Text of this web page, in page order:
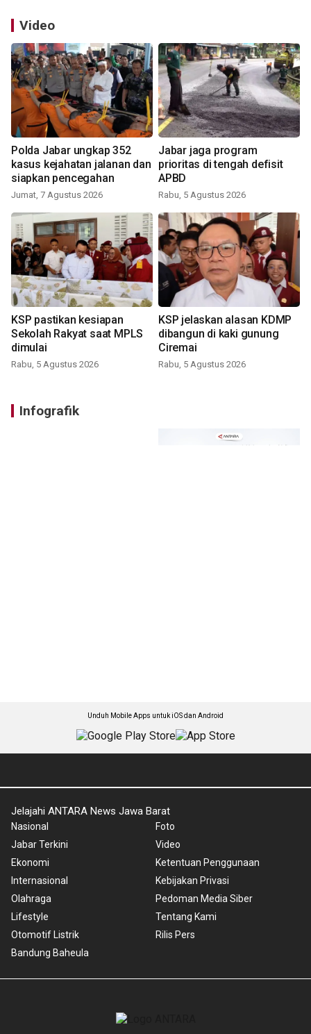
Video
Polda Jabar ungkap 352
kasus kejahatan jalanan dan
siapkan pencegahan
Jumat, 7 Agustus 2026
Jabar jaga program
prioritas di tengah defisit
APBD
Rabu, 5 Agustus 2026
KSP pastikan kesiapan
Sekolah Rakyat saat MPLS
dimulai
Rabu, 5 Agustus 2026
KSP jelaskan alasan KDMP
dibangun di kaki gunung
Ciremai
Rabu, 5 Agustus 2026
Infografik
Unduh Mobile Apps untuk iOS dan Android
Jelajahi ANTARA News Jawa Barat
Nasional
Jabar Terkini
Ekonomi
Internasional
Olahraga
Lifestyle
Otomotif Listrik
Bandung Baheula
Foto
Video
Ketentuan Penggunaan
Kebijakan Privasi
Pedoman Media Siber
Tentang Kami
Rilis Pers